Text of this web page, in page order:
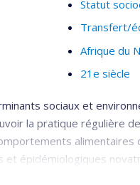
Statut
Transfert/
Afrique du
21e siècle
sociaux et
la pratique régulière
épidémiologiques
et l’échantillonnage des